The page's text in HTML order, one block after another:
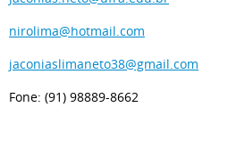
nirolima@hotmail.com
jaconiaslimaneto38@gmail.com
Fone: (91) 98889-8662